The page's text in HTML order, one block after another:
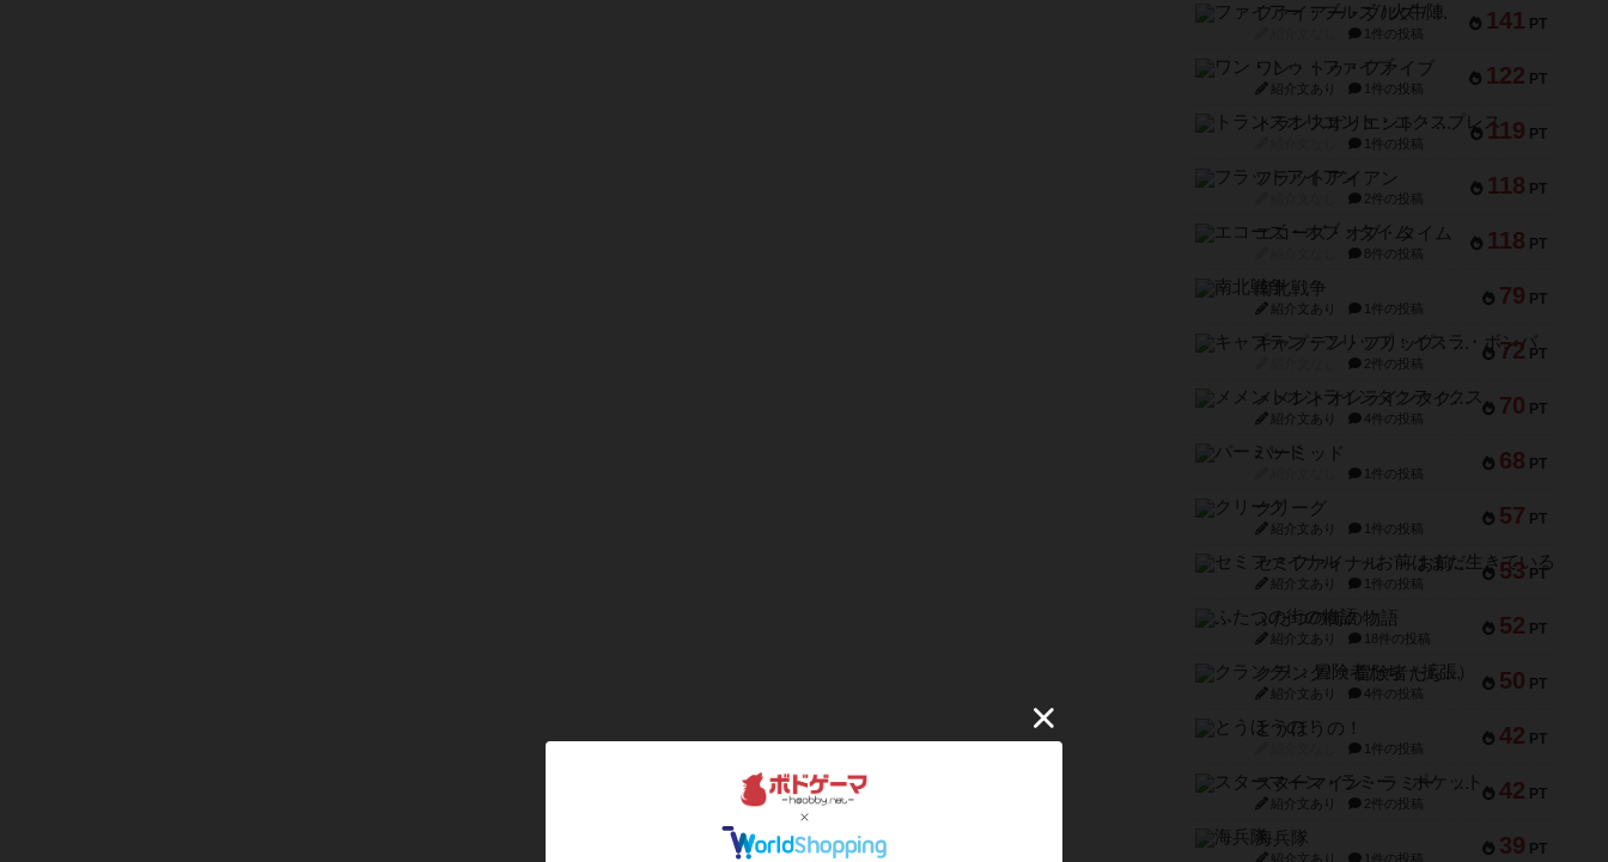
141 PT
ファイアー・ブルズ / 火牛陣
1件の投稿
122 PT
ワン・トゥ・ファイブ
紹介文あり 1件の投稿
119 PT
トランスオリエント・エクスプレス
1件の投稿
118 PT
フラットアイアン
2件の投稿
118 PT
エコーズ・オブ・タイム
8件の投稿
79 PT
南北戦争
紹介文あり 1件の投稿
72 PT
キャプテン・フリップ：イスラ・ボンバ
2件の投稿
70 PT
メメントオンラインタクティクス
紹介文あり 4件の投稿
68 PT
パーミッド
1件の投稿
57 PT
クリーグ
紹介文あり 1件の投稿
53 PT
セミファイナル ～お前はまだ生きている～
紹介文あり 1件の投稿
52 PT
ふたつの街の物語
紹介文あり 18件の投稿
50 PT
クランク! ：冒険者たち（拡張）
紹介文あり 4件の投稿
42 PT
とうほうの！
1件の投稿
42 PT
スターマイン・ラミー ポケット
紹介文あり 2件の投稿
39 PT
海兵隊
紹介文あり 1件の投稿